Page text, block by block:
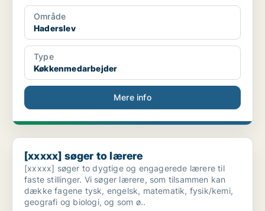
Område
Haderslev
Type
Køkkenmedarbejder
Mere info
[xxxxx] søger to lærere
[xxxxx] søger to lærere
[xxxxx] søger to dygtige og engagerede lærere til
faste stillinger. Vi søger lærere, som tilsammen kan
dække fagene tysk, engelsk, matematik, fysik/kemi,
geografi og biologi, og som ø..